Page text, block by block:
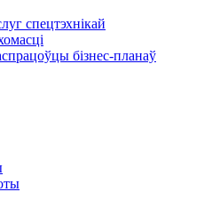
спецтэхнікай
бізнес-планаў